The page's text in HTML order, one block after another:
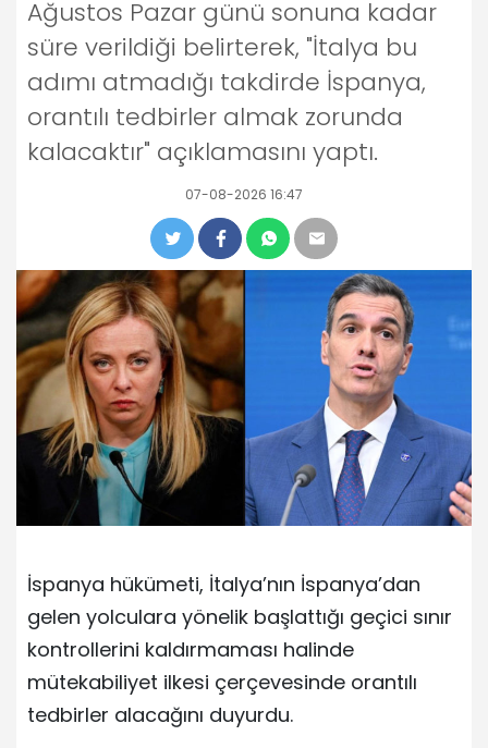
Ağustos Pazar günü sonuna kadar
süre verildiği belirterek, "İtalya bu
adımı atmadığı takdirde İspanya,
orantılı tedbirler almak zorunda
kalacaktır" açıklamasını yaptı.
07-08-2026 16:47
İspanya hükümeti, İtalya’nın İspanya’dan
gelen yolculara yönelik başlattığı geçici sınır
kontrollerini kaldırmaması halinde
mütekabiliyet ilkesi çerçevesinde orantılı
tedbirler alacağını duyurdu.